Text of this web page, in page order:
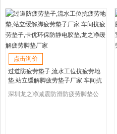
点击询价
过道防疲劳垫子,流水工位抗疲劳地
垫,站立缓解脚疲劳垫子厂家 车间抗
疲劳垫子,卡优环保防静电胶垫,龙之
净缓解疲劳脚垫厂家
深圳龙之净减震防滑防疲劳脚垫公